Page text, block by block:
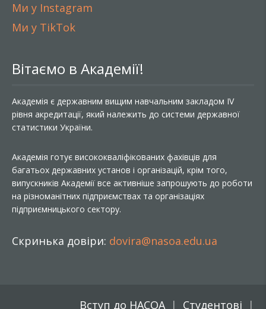
Ми у Instagram
Ми у TikTok
Вітаємо в Академії!
Академія є державним вищим навчальним закладом IV
рівня акредитації, який належить до системи державної
статистики України.
Академія готує висококваліфікованих фахівців для
багатьох державних установ і організацій, крім того,
випускників Академії все активніше запрошують до роботи
на різноманітних підприємствах та організаціях
підприємницького сектору.
Скринька довіри: dovira@nasoa.edu.ua
Вступ до НАСОА Студентові